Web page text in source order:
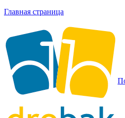
Главная страница